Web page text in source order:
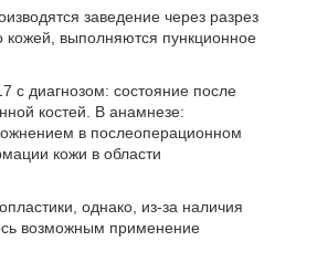
заведение через разрез
кожей, выполняются пункционное
диагнозом: состояние после
костей. В анамнезе:
в послеоперационном
кожи в области
однако, из-за наличия
возможным применение